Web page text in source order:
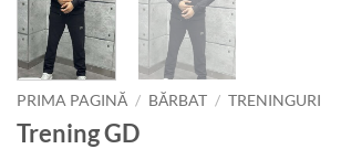
PRIMA PAGINĂ / BĂRBAT / TRENINGURI
Trening GD